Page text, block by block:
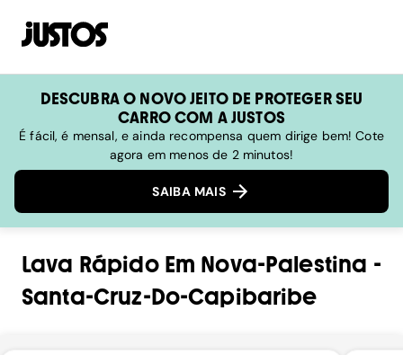
DESCUBRA O NOVO JEITO DE PROTEGER SEU
CARRO COM A JUSTOS
É fácil, é mensal, e ainda recompensa quem dirige bem! Cote
agora em menos de 2 minutos!
SAIBA MAIS
Lava RápidoEm Nova-Palestina -
Santa-Cruz-Do-Capibaribe